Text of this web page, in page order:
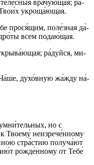
врачу́ющая; ра́­
укроща́ющая.
про­ся́­щим, по­ле́з­ная да́­
всем по­даю́­щая.
ра́­дуй­ся, ми­
духо́вную жа́жду на́­
но с
Тво­ему́ неизрече́нному
стра́стию получа́ют
рожде́нному от Те­бе́